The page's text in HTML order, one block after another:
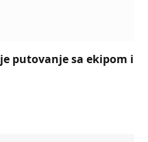
putovanje sa ekipom i